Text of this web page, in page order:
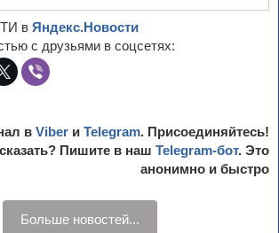
в Яндекс.Новости
с друзьями в соцсетях:
в Viber и Telegram. Присоединяйтесь!
Пишите в наш Telegram-бот. Это
анонимно и быстро
Больше новостей...